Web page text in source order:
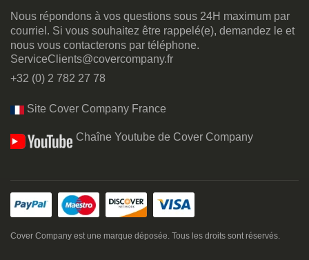
Nous répondons à vos questions sous 24H maximum par
courriel. Si vous souhaitez être rappelé(e), demandez le et
nous vous contacterons par téléphone.
ServiceClients@covercompany.fr
+32 (0) 2 782 27 78
Site Cover Company France
Chaîne Youtube de Cover Company
Cover Company est une marque déposée. Tous les droits sont réservés.